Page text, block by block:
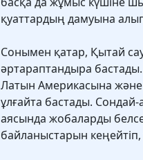
қуаттардың дамуына
Сонымен қатар, Қытай
әртараптандыра
Латын Америкасына
ұлғайта бастады.
аясында жобаларды
байланыстарын